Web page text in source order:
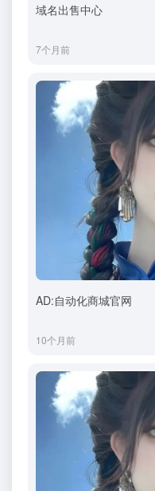
域名出售中心
7个月前
AD:自动化商城官网
10个月前